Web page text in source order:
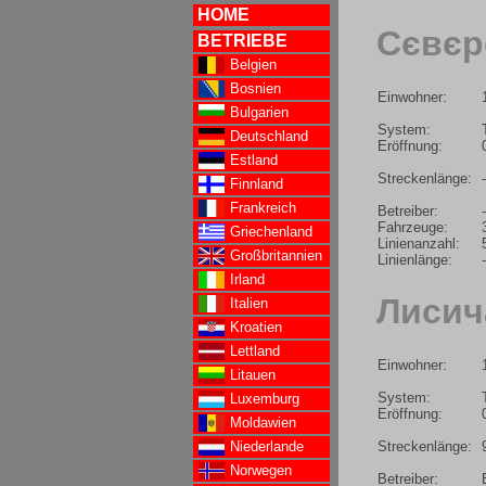
HOME
BETRIEBE
Belgien
Bosnien
Bulgarien
Deutschland
Estland
Finnland
Frankreich
Griechenland
Großbritannien
Irland
Italien
Kroatien
Lettland
Litauen
Luxemburg
Moldawien
Niederlande
Norwegen
Einwohner:
System:
Eröffnung:
Streckenlänge:
Betreiber:
Fahrzeuge:
Linienanzahl:
Linienlänge:
-
-
-
Einwohner:
System:
Eröffnung:
Streckenlänge:
Betreiber: